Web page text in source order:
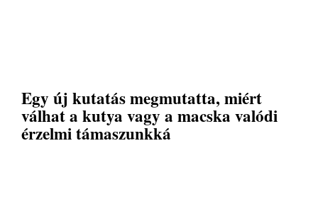
Egy új kutatás megmutatta, miért
válhat a kutya vagy a macska valódi
érzelmi támaszunkká